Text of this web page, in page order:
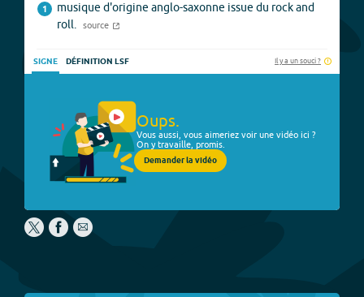
1
musique d'origine anglo-saxonne issue du rock and
roll.
source
SIGNE DÉFINITION LSF Il y a un souci ?
Oups.
Vous aussi, vous aimeriez voir une vidéo ici ?
On y travaille, promis.
Demander la vidéo